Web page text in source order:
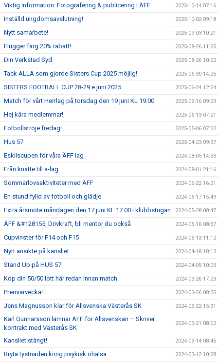
Viktig information: Fotografering & publicering i ÄFF 2025-10-14 07:16
Inställd ungdomsavslutning! 2025-10-02 09:18
Nytt samarbete! 2025-09-03 10:21
Flügger färg 20% rabatt! 2025-08-26 11:25
Din Verkstad Syd. 2025-08-26 10:22
Tack ALLA som gjorde Sisters Cup 2025 möjlig! 2025-06-30 14:25
SISTERS FOOTBALL CUP 28-29:e juni 2025 2025-06-24 12:24
Match för vårt Herrlag på torsdag den 19 juni KL 19:00 2025-06-16 09:29
Hej kära medlemmar! 2025-06-13 07:21
Fotbollströje fredag! 2025-05-06 07:22
Hus 57 2025-04-23 09:37
Eskilscupen för våra ÄFF lag 2024-08-05 14:33
Från knatte till a-lag 2024-08-01 21:16
Sommarlovsaktiviteter med ÄFF 2024-06-22 16:21
En stund fylld av fotboll och glädje 2024-06-17 15:49
Extra årsmöte måndagen den 17 juni KL 17:00 i klubbstugan 2024-05-28 08:47
ÄFF &#128155; Drivkraft, bli mentor du också 2024-05-16 08:57
Cupvinster för F14 och F15 2024-05-13 11:12
Nytt ansikte på kansliet 2024-04-18 18:13
Stand Up på HUS 57 2024-04-05 10:05
Köp din 50/50 lott här redan innan match 2024-03-26 17:23
Premiärvecka! 2024-03-26 08:35
Jens Magnusson klar för Allsvenska Västerås SK 2024-03-22 15:31
Karl Gunnarsson lämnar ÄFF för Allsvenskan – Skriver
kontrakt med Västerås SK
2024-03-21 08:02
Kansliet stängt! 2024-03-14 08:46
Bryta tystnaden kring psykisk ohälsa 2024-03-12 10:28